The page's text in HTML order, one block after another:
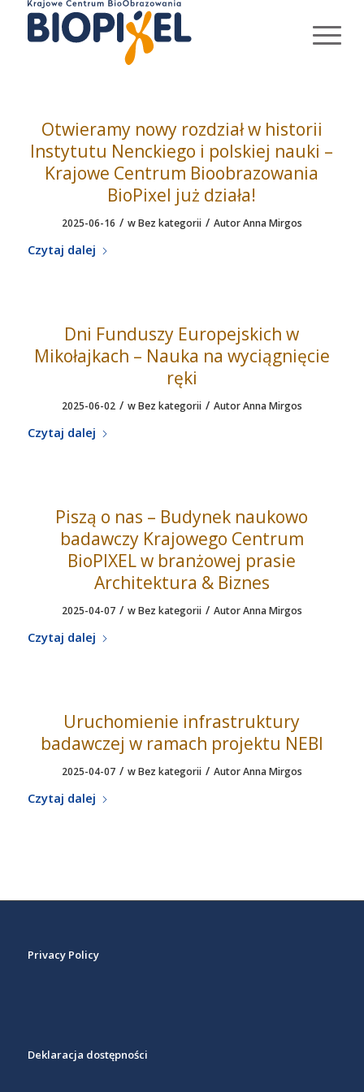
Otwieramy nowy rozdział w historii
Instytutu Nenckiego i polskiej nauki –
Krajowe Centrum Bioobrazowania
BioPixel już działa!
2025-06-16 / wBez kategorii / AutorAnna Mirgos
Czytaj dalej
Dni Funduszy Europejskich w
Mikołajkach – Nauka na wyciągnięcie
ręki
2025-06-02 / wBez kategorii / AutorAnna Mirgos
Czytaj dalej
Piszą o nas – Budynek naukowo
badawczy Krajowego Centrum
BioPIXEL w branżowej prasie
Architektura & Biznes
2025-04-07 / wBez kategorii / AutorAnna Mirgos
Czytaj dalej
Uruchomienie infrastruktury
badawczej w ramach projektu NEBI
2025-04-07 / wBez kategorii / AutorAnna Mirgos
Czytaj dalej
Privacy Policy
Deklaracja dostępności